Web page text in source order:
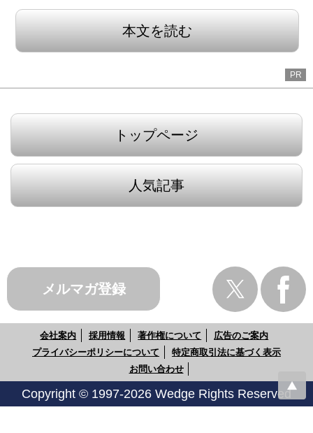
本文を読む
PR
トップページ
人気記事
メルマガ登録
会社案内 採用情報 著作権について
広告のご案内
プライバシーポリシーについて
特定商取引法に基づく表示
お問い合わせ
Copyright © 1997-2026 Wedge Rights Reserved